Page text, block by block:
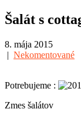
Šalát s
8. mája 2015
| Nekomentované
Potrebujeme :
Zmes šalátov